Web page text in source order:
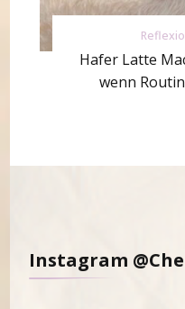
Hafer Latte
wenn
Instagram